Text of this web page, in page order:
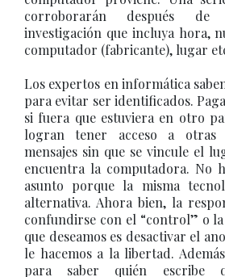
corroborarán después de
investigación que incluya hora,
computador (fabricante), lugar
Los expertos en informática
para evitar ser identificados.
si fuera que estuviera en otro
logran tener acceso a otras
mensajes sin que se vincule el
encuentra la computadora. No
asunto porque la misma
alternativa. Ahora bien, la
confundirse con el “control” o
que deseamos es desactivar el
le hacemos a la libertad.
para saber quién escribe